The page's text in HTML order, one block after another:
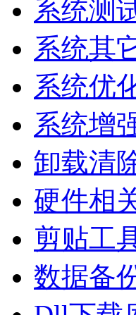
系统测
系统其
系统优
系统增
卸载清
硬件相
剪贴工
数据备